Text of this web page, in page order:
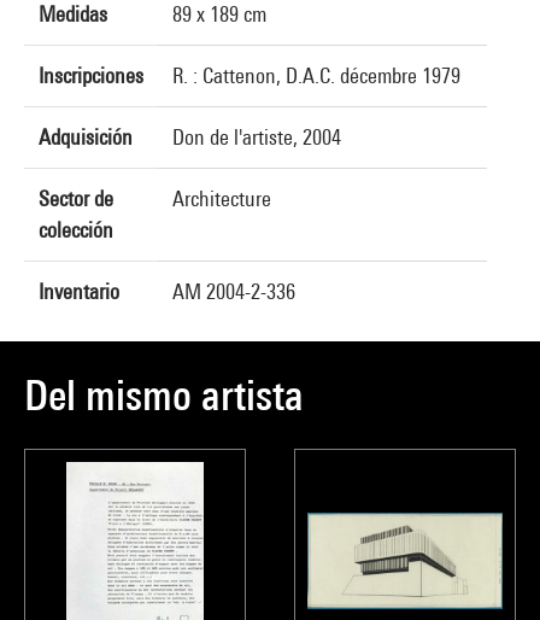
Medidas 89 x 189 cm
Inscripciones R. : Cattenon, D.A.C. décembre 1979
Adquisición Don de l'artiste, 2004
Sector de
colección
Architecture
Inventario AM 2004-2-336
Del mismo artista